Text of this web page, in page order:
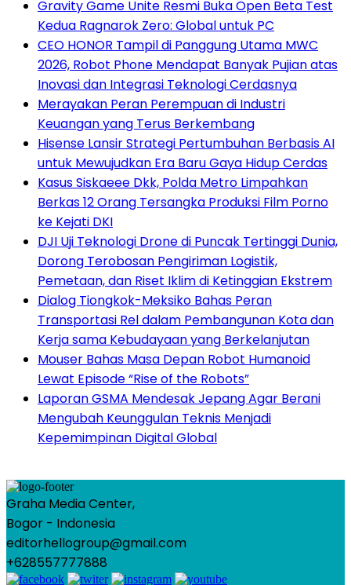
Gravity Game Unite Resmi Buka Open Beta Test
Kedua Ragnarok Zero: Global untuk PC
CEO HONOR Tampil di Panggung Utama MWC
2026, Robot Phone Mendapat Banyak Pujian atas
Inovasi dan Integrasi Teknologi Cerdasnya
Merayakan Peran Perempuan di Industri
Keuangan yang Terus Berkembang
Hisense Lansir Strategi Pertumbuhan Berbasis AI
untuk Mewujudkan Era Baru Gaya Hidup Cerdas
Kasus Siskaeee Dkk, Polda Metro Limpahkan
Berkas 12 Orang Tersangka Produksi Film Porno
ke Kejati DKI
DJI Uji Teknologi Drone di Puncak Tertinggi Dunia,
Dorong Terobosan Pengiriman Logistik,
Pemetaan, dan Riset Iklim di Ketinggian Ekstrem
Dialog Tiongkok-Meksiko Bahas Peran
Transportasi Rel dalam Pembangunan Kota dan
Kerja sama Kebudayaan yang Berkelanjutan
Mouser Bahas Masa Depan Robot Humanoid
Lewat Episode “Rise of the Robots”
Laporan GSMA Mendesak Jepang Agar Berani
Mengubah Keunggulan Teknis Menjadi
Kepemimpinan Digital Global
Graha Media Center,
Bogor - Indonesia
editorhellogroup@gmail.com
+628557777888